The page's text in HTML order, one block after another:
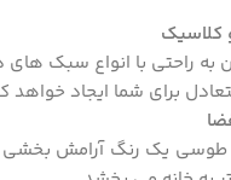
کلاسیک
‌راحتی با انواع سبک
برای شما ایجاد خواهد
طوسی یک رنگ آرامش‌ بخشی